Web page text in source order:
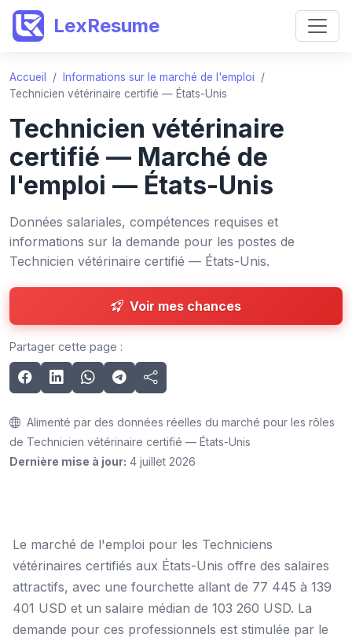
LexResume
Accueil / Informations sur le marché de l'emploi
/
Technicien vétérinaire certifié — États-Unis
Technicien vétérinaire
certifié — Marché de
l'emploi — États-Unis
Données salariales, compétences requises et
informations sur la demande pour les postes de
Technicien vétérinaire certifié — États-Unis.
Voir mes chances
Partager cette page :
Alimenté par des données réelles du marché pour les rôles
de Technicien vétérinaire certifié — États-Unis
Dernière mise à jour: 4 juillet 2026
Le marché de l'emploi pour les Techniciens
vétérinaires certifiés aux États-Unis offre des salaires
attractifs, avec une fourchette allant de 77 445 à 139
401 USD et un salaire médian de 103 260 USD. La
demande pour ces professionnels est stimulée par le